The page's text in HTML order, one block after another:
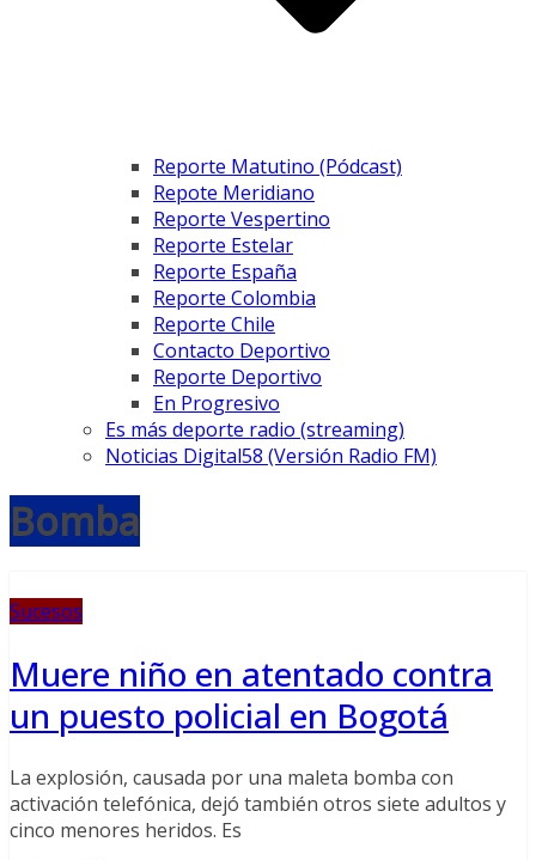
Reporte Matutino (Pódcast)
Repote Meridiano
Reporte Vespertino
Reporte Estelar
Reporte España
Reporte Colombia
Reporte Chile
Contacto Deportivo
Reporte Deportivo
En Progresivo
Es más deporte radio (streaming)
Noticias Digital58 (Versión Radio FM)
Bomba
Sucesos
Muere niño en atentado contra
un puesto policial en Bogotá
La explosión, causada por una maleta bomba con
activación telefónica, dejó también otros siete adultos y
cinco menores heridos. Es